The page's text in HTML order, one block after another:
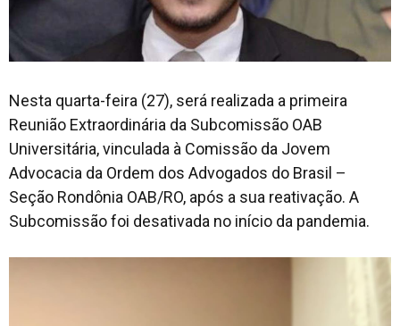
Nesta quarta-feira (27), será realizada a primeira
Reunião Extraordinária da Subcomissão OAB
Universitária, vinculada à Comissão da Jovem
Advocacia da Ordem dos Advogados do Brasil –
Seção Rondônia OAB/RO, após a sua reativação. A
Subcomissão foi desativada no início da pandemia.